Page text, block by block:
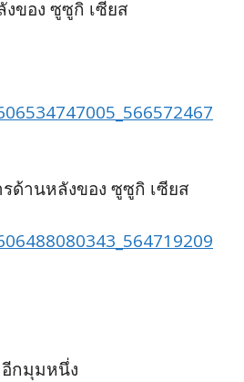
ของ ซูซูกิ เซียส
ด้านหลังของ ซูซูกิ เซียส
อีกมุมหนึ่ง